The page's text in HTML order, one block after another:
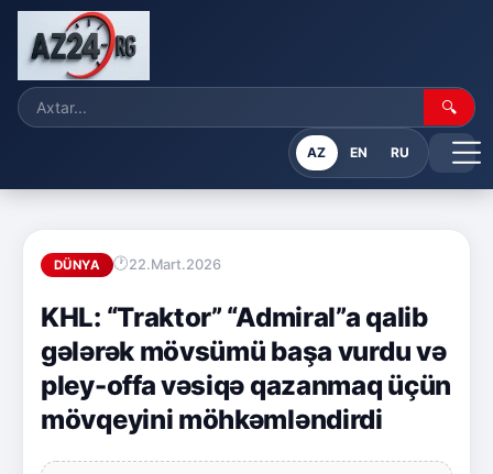
🔍
AZ EN RU
DÜNYA 22.Mart.2026
KHL: “Traktor” “Admiral”a qalib
gələrək mövsümü başa vurdu və
pley-offa vəsiqə qazanmaq üçün
mövqeyini möhkəmləndirdi